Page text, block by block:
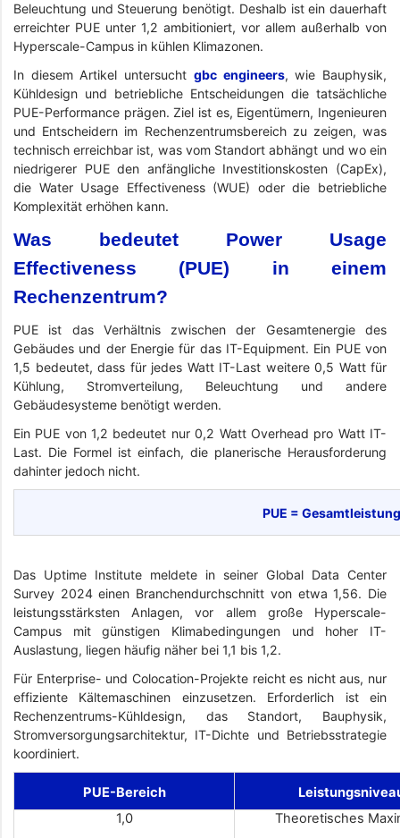
Beleuchtung und Steuerung benötigt. Deshalb ist ein dauerhaft
erreichter PUE unter 1,2 ambitioniert, vor allem außerhalb von
Hyperscale-Campus in kühlen Klimazonen.
In diesem Artikel untersucht gbc engineers, wie Bauphysik,
Kühldesign und betriebliche Entscheidungen die tatsächliche
PUE-Performance prägen. Ziel ist es, Eigentümern, Ingenieuren
und Entscheidern im Rechenzentrumsbereich zu zeigen, was
technisch erreichbar ist, was vom Standort abhängt und wo ein
niedrigerer PUE den anfängliche Investitionskosten (CapEx),
die Water Usage Effectiveness (WUE) oder die betriebliche
Komplexität erhöhen kann.
Was bedeutet Power Usage
Effectiveness (PUE) in einem
Rechenzentrum?
PUE ist das Verhältnis zwischen der Gesamtenergie des
Gebäudes und der Energie für das IT-Equipment. Ein PUE von
1,5 bedeutet, dass für jedes Watt IT-Last weitere 0,5 Watt für
Kühlung, Stromverteilung, Beleuchtung und andere
Gebäudesysteme benötigt werden.
Ein PUE von 1,2 bedeutet nur 0,2 Watt Overhead pro Watt IT-
Last. Die Formel ist einfach, die planerische Herausforderung
dahinter jedoch nicht.
PUE =
Das Uptime Institute meldete in seiner Global Data Center
Survey 2024 einen Branchendurchschnitt von etwa 1,56. Die
leistungsstärksten Anlagen, vor allem große Hyperscale-
Campus mit günstigen Klimabedingungen und hoher IT-
Auslastung, liegen häufig näher bei 1,1 bis 1,2.
Für Enterprise- und Colocation-Projekte reicht es nicht aus, nur
effiziente Kältemaschinen einzusetzen. Erforderlich ist ein
Rechenzentrums-Kühldesign, das Standort, Bauphysik,
Stromversorgungsarchitektur, IT-Dichte und Betriebsstrategie
koordiniert.
PUE-Bereich
1,0
Theoretisches